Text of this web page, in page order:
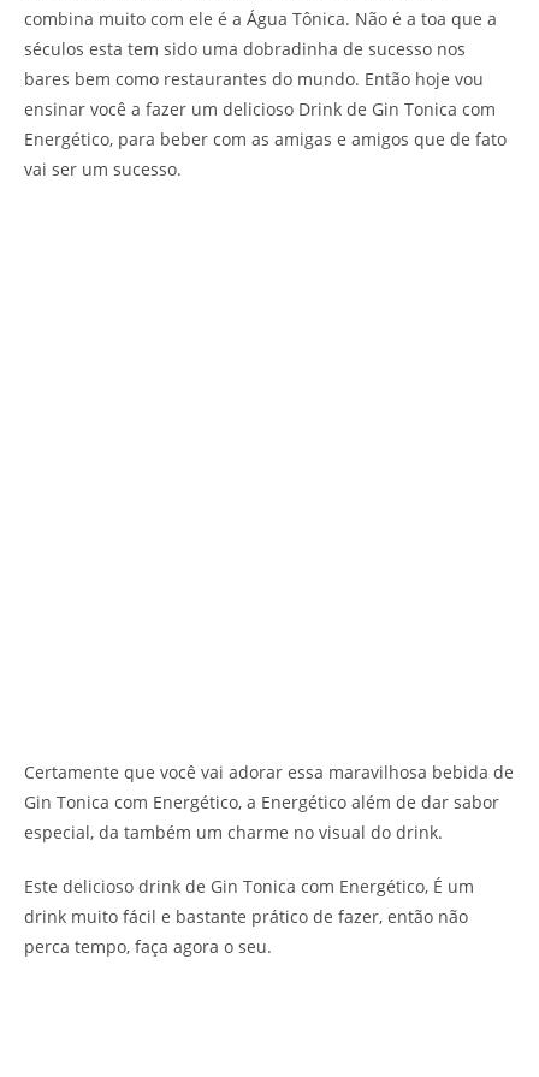
combina muito com ele é a Água Tônica. Não é a toa que a
séculos esta tem sido uma dobradinha de sucesso nos
bares bem como restaurantes do mundo. Então hoje vou
ensinar você a fazer um delicioso Drink de Gin Tonica com
Energético, para beber com as amigas e amigos que de fato
vai ser um sucesso.
Certamente que você vai adorar essa maravilhosa bebida de
Gin Tonica com Energético, a Energético além de dar sabor
especial, da também um charme no visual do drink.
Este delicioso drink de Gin Tonica com Energético, É um
drink muito fácil e bastante prático de fazer, então não
perca tempo, faça agora o seu.